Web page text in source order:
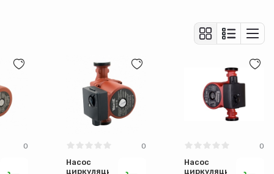
0 0
Насос
циркуляционный
0
Насос
циркуляционный